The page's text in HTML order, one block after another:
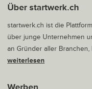
Über startwerk.ch
startwerk.ch ist die
über junge Unternehmen
an Gründer aller
weiterlesen